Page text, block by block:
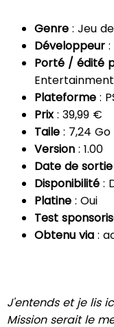
Genre : Jeu
Développeur
Porté / édité
Entertainment
Plateforme :
Prix: 39,99 €
Taile : 7,24 Go
Version : 1.00
Date de sortie
Disponibilité :
Platine : Oui
Test
Obtenu via :
J'entends et je lis
Mission serait le